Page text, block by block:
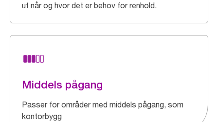
ut når og hvor det er behov for renhold.
Middels pågang
Passer for områder med middels pågang, som
kontorbygg